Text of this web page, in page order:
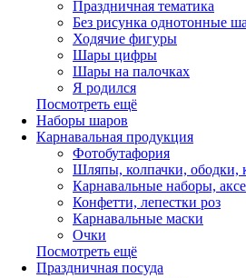
Праздничная тематика
Без рисунка однотонные
Ходячие фигуры
Шары цифры
Шары на палочках
Я родился
Посмотреть ещё
Наборы шаров
Карнавальная продукция
Фотобутафория
Шляпы, колпачки, ободки,
Карнавальные наборы,
Конфетти, лепестки роз
Карнавальные маски
Очки
Посмотреть ещё
Праздничная посуда